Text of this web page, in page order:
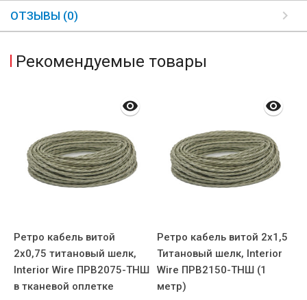
ОТЗЫВЫ (0)
Рекомендуемые товары
Ретро кабель витой
2x0,75 титановый шелк,
Interior Wire ПРВ2075-ТНШ
в тканевой оплетке
Ретро кабель витой 2x1,5
Титановый шелк, Interior
Wire ПРВ2150-ТНШ (1
метр)